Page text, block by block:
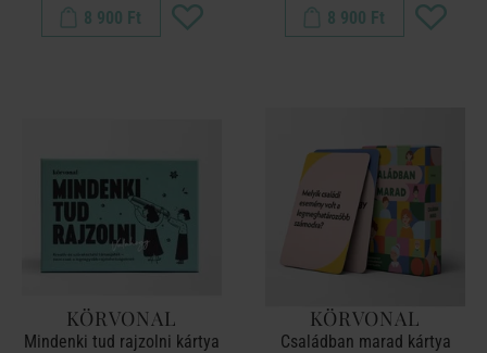
8 900 Ft 8 900 Ft
KÖRVONAL
Mindenki tud rajzolni kártya
KÖRVONAL
Családban marad kártya